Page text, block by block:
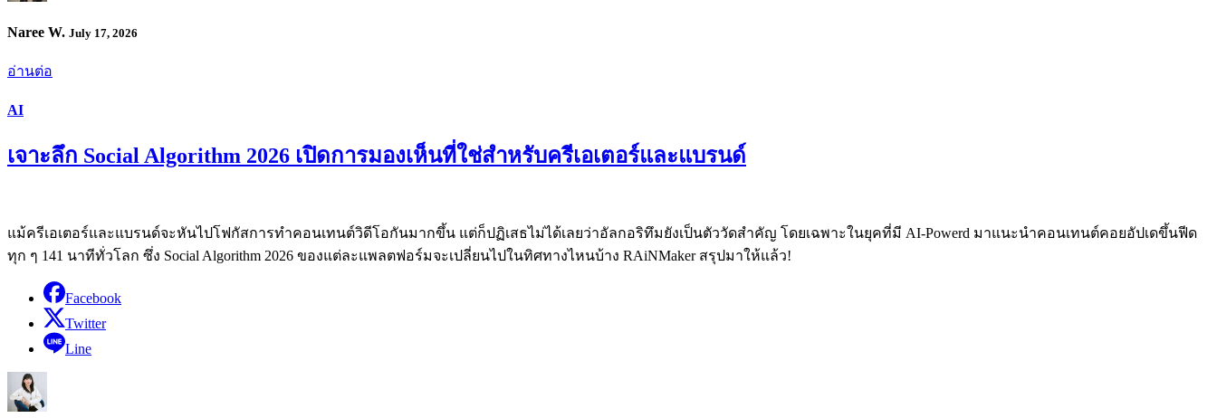
Naree W. July 17, 2026
อ่านต่อ
AI
เจาะลึก Social Algorithm 2026 เปิดการมองเห็นที่ใช่สำหรับครีเอเตอร์และแบรนด์
แม้ครีเอเตอร์และแบรนด์จะหันไปโฟกัสการทำคอนเทนต์วิดีโอกันมากขึ้น แต่ก็ปฏิเสธไม่ได้เลยว่าอัลกอริทึมยังเป็นตัววัดสำคัญ โดยเฉพาะในยุคที่มี AI-Powerd มาแนะนำคอนเทนต์คอยอัปเดขึ้นฟีด
ทุก ๆ 141 นาทีทั่วโลก ซึ่ง Social Algorithm 2026 ของแต่ละแพลตฟอร์มจะเปลี่ยนไปในทิศทางไหนบ้าง RAiNMaker สรุปมาให้แล้ว!
Facebook
Twitter
Line